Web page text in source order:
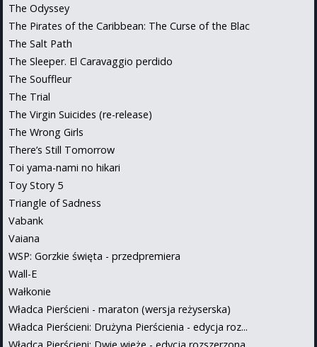
The Odyssey
The Pirates of the Caribbean: The Curse of the Blac
The Salt Path
The Sleeper. El Caravaggio perdido
The Souffleur
The Trial
The Virgin Suicides (re-release)
The Wrong Girls
There’s Still Tomorrow
Toi yama-nami no hikari
Toy Story 5
Triangle of Sadness
Vabank
Vaiana
WSP: Gorzkie święta - przedpremiera
Wall-E
Wałkonie
Władca Pierścieni - maraton (wersja reżyserska)
Władca Pierścieni: Drużyna Pierścienia - edycja roz...